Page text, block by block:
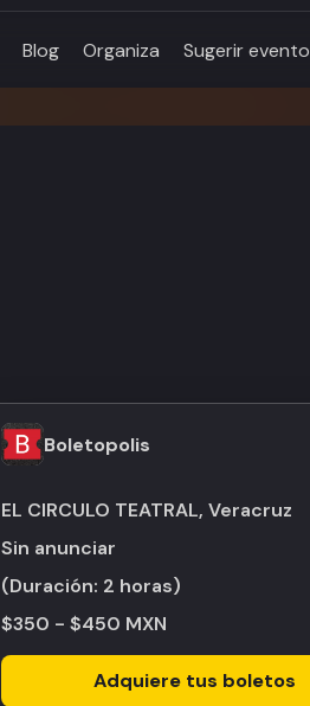
Blog Organiza Sugerir evento
Boletopolis
EL CIRCULO TEATRAL, Veracruz
Sin anunciar
(Duración: 2 horas)
$350 - $450 MXN
Adquiere tus boletos